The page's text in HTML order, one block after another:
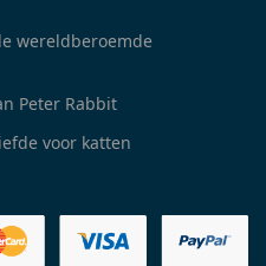
wereldberoemde
Peter Rabbit
voor katten